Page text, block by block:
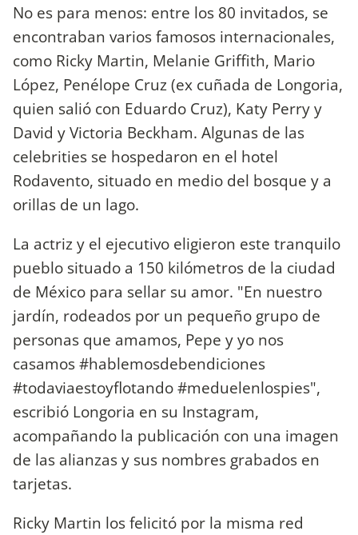
No es para menos: entre los 80 invitados, se
encontraban varios famosos internacionales,
como Ricky Martin, Melanie Griffith, Mario
López, Penélope Cruz (ex cuñada de Longoria,
quien salió con Eduardo Cruz), Katy Perry y
David y Victoria Beckham. Algunas de las
celebrities se hospedaron en el hotel
Rodavento, situado en medio del bosque y a
orillas de un lago.
La actriz y el ejecutivo eligieron este tranquilo
pueblo situado a 150 kilómetros de la ciudad
de México para sellar su amor. "En nuestro
jardín, rodeados por un pequeño grupo de
personas que amamos, Pepe y yo nos
casamos #hablemosdebendiciones
#todaviaestoyflotando #meduelenlospies",
escribió Longoria en su Instagram,
acompañando la publicación con una imagen
de las alianzas y sus nombres grabados en
tarjetas.
Ricky Martin los felicitó por la misma red